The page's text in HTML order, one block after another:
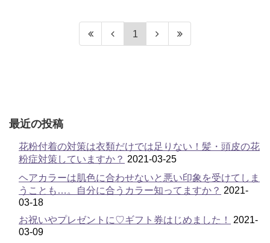
1
最近の投稿
花粉付着の対策は衣類だけでは足りない！髪・頭皮の花
粉症対策していますか？ 2021-03-25
ヘアカラーは肌色に合わせないと悪い印象を受けてしま
うことも…。自分に合うカラー知ってますか？ 2021-
03-18
お祝いやプレゼントに♡ギフト券はじめました！
2021-
03-09